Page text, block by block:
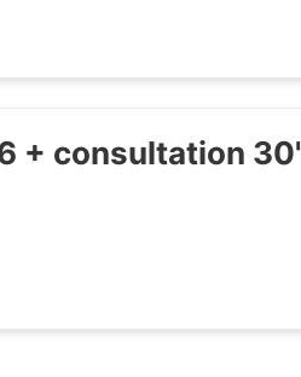
+ consultation 30'